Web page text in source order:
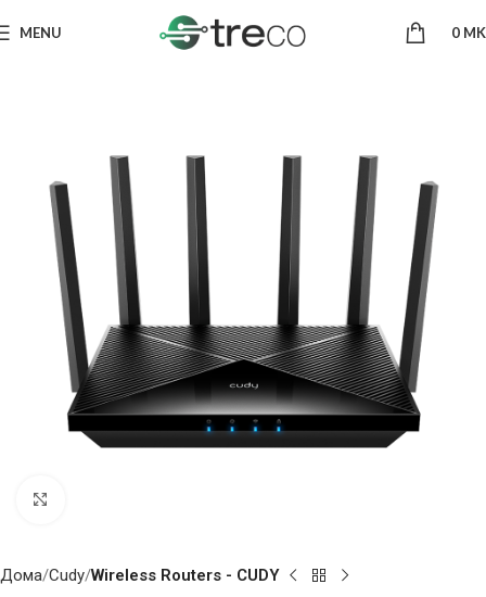
MENU 0
Дома Cudy Wireless Routers - CUDY